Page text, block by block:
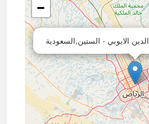
الايوبي - الستين,السعودية
−